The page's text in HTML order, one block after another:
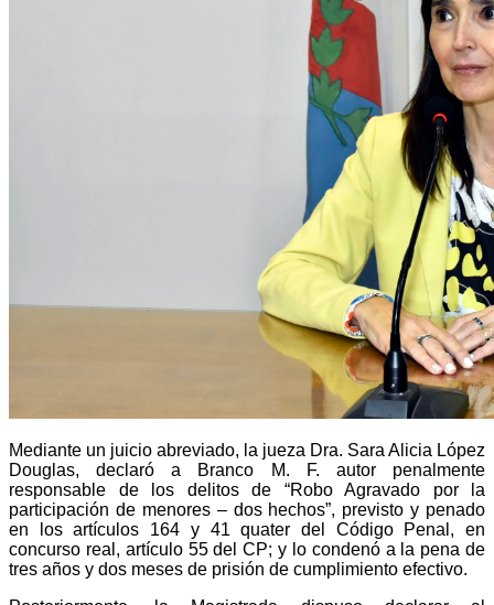
Mediante un juicio abreviado, la jueza Dra. Sara Alicia López
Douglas, declaró a Branco M. F. autor penalmente
responsable de los delitos de “Robo Agravado por la
participación de menores – dos hechos”, previsto y penado
en los artículos 164 y 41 quater del Código Penal, en
concurso real, artículo 55 del CP; y lo condenó a la pena de
tres años y dos meses de prisión de cumplimiento efectivo.